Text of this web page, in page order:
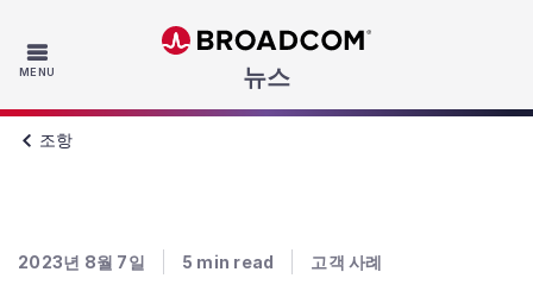
MENU Skip to main content
뉴스
조항
2023년 8월 7일 5 min read 고객 사례